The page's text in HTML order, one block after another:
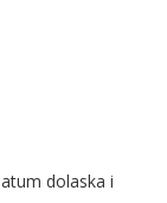
dolaska i